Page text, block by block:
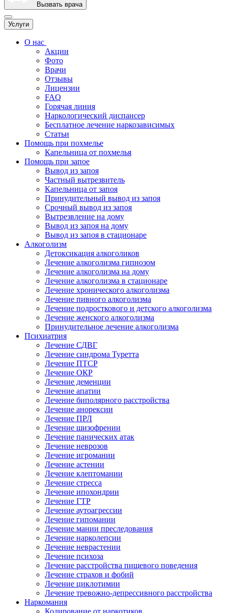
Вызвать врача
Услуги
О нас
Акции
Фото
Врачи
Отзывы
Лицензии
FAQ
Горячая линия
Наркологический диспансер
Бесплатное лечение наркозависимых
Статьи
Помощь при похмелье
Капельница от похмелья
Помощь при запое
Вывод из запоя
Частный вытрезвитель
Капельница от запоя
Принудительный вывод из запоя
Срочный вывод из запоя
Вытрезвление на дому
Вывод из запоя на дому
Вывод из запоя в стационаре
Алкоголизм
Детоксикация алкоголиков
Лечение алкоголизма гипнозом
Лечение алкоголизма на дому
Лечение алкоголизма в стационаре
Лечение хронического алкоголизма
Лечение пивного алкоголизма
Лечение подросткового и детского алкоголизма
Лечение женского алкоголизма
Принудительное лечение алкоголизма
Психиатрия
Лечение СДВГ
Лечение синдрома Туретта
Лечение ПТСР
Лечение ОКР
Лечение деменции
Лечение апатии
Лечение биполярного расстройства
Лечение анорексии
Лечение ПРЛ
Лечение шизофрении
Лечение панических атак
Лечение неврозов
Лечение игромании
Лечение астении
Лечение клептомании
Лечение стресса
Лечение ипохондрии
Лечение ГТР
Лечение аутоагрессии
Лечение гипомании
Лечение мании преследования
Лечение нарколепсии
Лечение неврастении
Лечение психоза
Лечение расстройства пищевого поведения
Лечение страхов и фобий
Лечение циклотимии
Лечение тревожно-депрессивного расстройства
Наркомания
Кодирование от наркотиков